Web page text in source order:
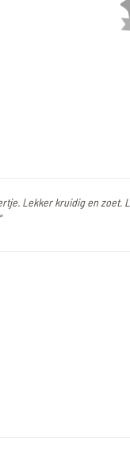
Lekker kruidig en zoet.